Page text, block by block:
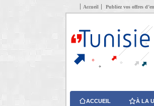
Accueil Publiez vos offres
ACCUEIL À LA